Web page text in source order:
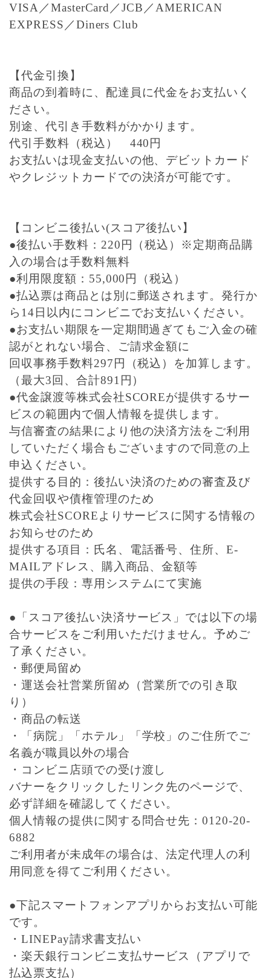
VISA／MasterCard／JCB／AMERICAN
EXPRESS／Diners Club
【代金引換】
商品の到着時に、配達員に代金をお支払いく
ださい。
別途、代引き手数料がかかります。
代引手数料（税込） 440円
お支払いは現金支払いの他、デビットカード
やクレジットカードでの決済が可能です。
【コンビニ後払い(スコア後払い】
●後払い手数料：220円（税込）※定期商品購
入の場合は手数料無料
●利用限度額：55,000円（税込）
●払込票は商品とは別に郵送されます。発行か
ら14日以内にコンビニでお支払いください。
●お支払い期限を一定期間過ぎてもご入金の確
認がとれない場合、ご請求金額に
回収事務手数料297円（税込）を加算します。
（最大3回、合計891円）
●代金譲渡等株式会社SCOREが提供するサー
ビスの範囲内で個人情報を提供します。
与信審査の結果により他の決済方法をご利用
していただく場合もございますので同意の上
申込ください。
提供する目的：後払い決済のための審査及び
代金回収や債権管理のため
株式会社SCOREよりサービスに関する情報の
お知らせのため
提供する項目：氏名、電話番号、住所、E‐
MAILアドレス、購入商品、金額等
提供の手段：専用システムにて実施
●「スコア後払い決済サービス」では以下の場
合サービスをご利用いただけません。予めご
了承ください。
・郵便局留め
・運送会社営業所留め（営業所での引き取
り）
・商品の転送
・「病院」「ホテル」「学校」のご住所でご
名義が職員以外の場合
・コンビニ店頭での受け渡し
バナーをクリックしたリンク先のページで、
必ず詳細を確認してください。
個人情報の提供に関する問合せ先：0120-20-
6882
ご利用者が未成年の場合は、法定代理人の利
用同意を得てご利用ください。
●下記スマートフォンアプリからお支払い可能
です。
・LINEPay請求書支払い
・楽天銀行コンビニ支払サービス（アプリで
払込票支払）